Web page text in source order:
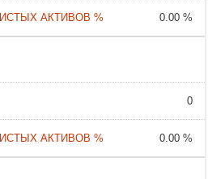
0.00 %
0
0.00 %